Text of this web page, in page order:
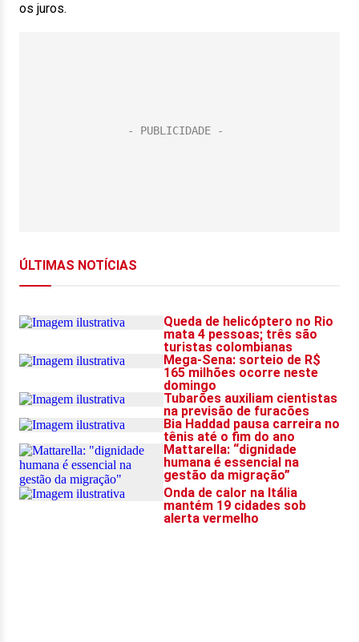
os juros.